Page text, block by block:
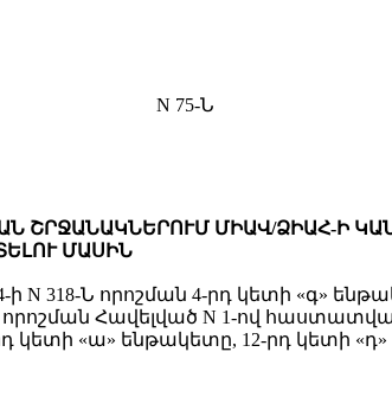
N 75-Ն
ՇՐՋԱՆԱԿՆԵՐՈՒՄ ՄԻԱՎ/ՁԻԱՀ-Ի
ՄԱՍԻՆ
318-Ն որոշման 4-րդ կետի «գ»
Հավելված N 1-ով
«ա» ենթակետը, 12-րդ կետի